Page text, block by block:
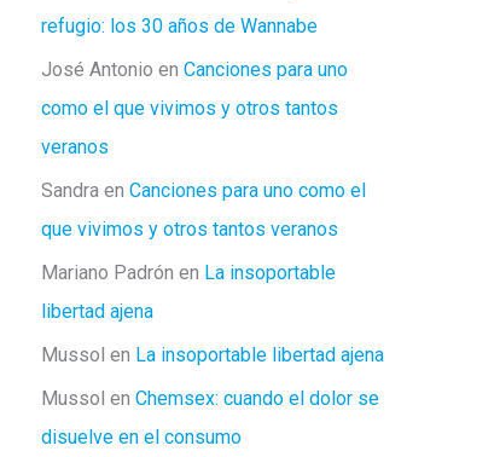
refugio: los 30 años de Wannabe
José Antonio en Canciones para uno
como el que vivimos y otros tantos
veranos
Sandra en Canciones para uno como el
que vivimos y otros tantos veranos
Mariano Padrón en La insoportable
libertad ajena
Mussol en La insoportable libertad ajena
Mussol en Chemsex: cuando el dolor se
disuelve en el consumo